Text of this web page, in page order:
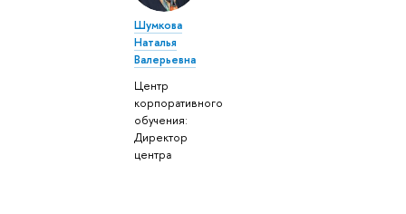
Шумкова
Наталья
Валерьевна
Центр
корпоративного
обучения:
Директор
центра